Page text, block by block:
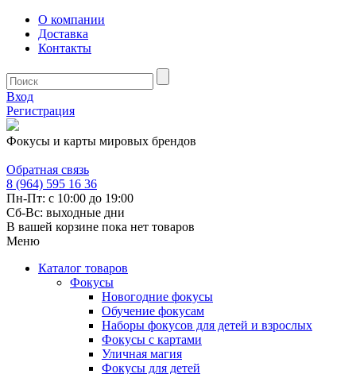
О компании
Доставка
Контакты
Вход
Регистрация
Фокусы и карты мировых брендов
Обратная связь
8 (964) 595 16 36
Пн-Пт: с 10:00 до 19:00
Сб-Вс: выходные дни
В вашей корзине пока нет товаров
Меню
Каталог товаров
Фокусы
Новогодние фокусы
Обучение фокусам
Наборы фокусов для детей и взрослых
Фокусы с картами
Уличная магия
Фокусы для детей